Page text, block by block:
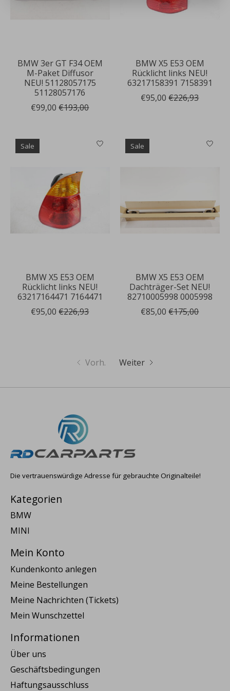
BMW 3er GT F34 OEM
M-Paket Diffusor
NEU! 51128057175
51128057176
€99,00 €193,00
BMW X5 E53 OEM
Rücklicht links NEU!
63217158391 7158391
€95,00 €226,93
Sale
BMW X5 E53 OEM
Rücklicht links NEU!
63217164471 7164471
€95,00 €226,93
Sale
BMW X5 E53 OEM
Dachträger-Set NEU!
82710005998 0005998
€85,00 €175,00
Vorh. Weiter
Die vertrauenswürdige Adresse für gebrauchte Originalteile!
Kategorien
BMW
MINI
Mein Konto
Kundenkonto anlegen
Meine Bestellungen
Meine Nachrichten (Tickets)
Mein Wunschzettel
Informationen
Über uns
Geschäftsbedingungen
Haftungsausschluss